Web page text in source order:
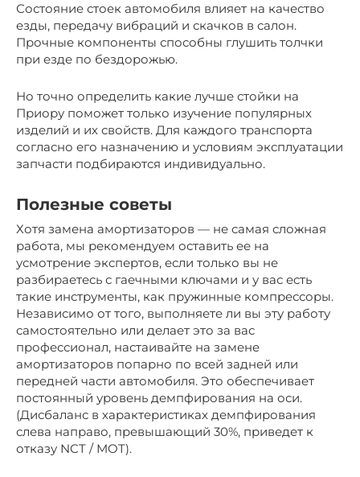
Состояние стоек автомобиля влияет на качество
езды, передачу вибраций и скачков в салон.
Прочные компоненты способны глушить толчки
при езде по бездорожью.
Но точно определить какие лучше стойки на
Приору поможет только изучение популярных
изделий и их свойств. Для каждого транспорта
согласно его назначению и условиям эксплуатации
запчасти подбираются индивидуально.
Полезные советы
Хотя замена амортизаторов — не самая сложная
работа, мы рекомендуем оставить ее на
усмотрение экспертов, если только вы не
разбираетесь с гаечными ключами и у вас есть
такие инструменты, как пружинные компрессоры.
Независимо от того, выполняете ли вы эту работу
самостоятельно или делает это за вас
профессионал, настаивайте на замене
амортизаторов попарно по всей задней или
передней части автомобиля. Это обеспечивает
постоянный уровень демпфирования на оси.
(Дисбаланс в характеристиках демпфирования
слева направо, превышающий 30%, приведет к
отказу NCT / MOT).